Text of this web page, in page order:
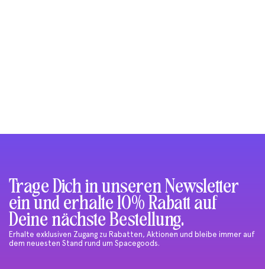
Trage Dich in unseren Newsletter
ein und erhalte 10% Rabatt auf
Deine nächste Bestellung.
Erhalte exklusiven Zugang zu Rabatten, Aktionen und bleibe immer auf
dem neuesten Stand rund um Spacegoods.